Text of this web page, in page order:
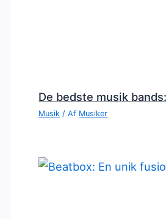
De bedste musik
Musik / Af Musiker